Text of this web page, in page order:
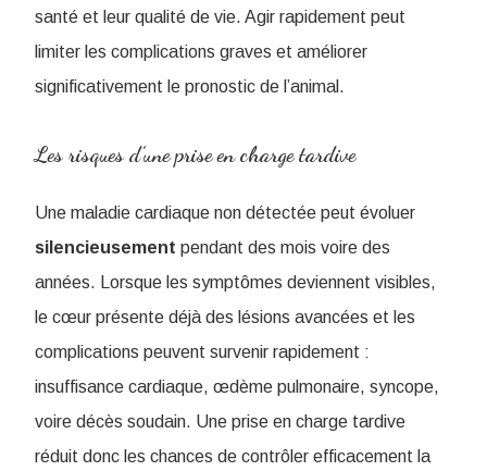
santé et leur qualité de vie. Agir rapidement peut
limiter les complications graves et améliorer
significativement le pronostic de l’animal.
Les risques d’une prise en charge tardive
Une maladie cardiaque non détectée peut évoluer
silencieusement pendant des mois voire des
années. Lorsque les symptômes deviennent visibles,
le cœur présente déjà des lésions avancées et les
complications peuvent survenir rapidement :
insuffisance cardiaque, œdème pulmonaire, syncope,
voire décès soudain. Une prise en charge tardive
réduit donc les chances de contrôler efficacement la